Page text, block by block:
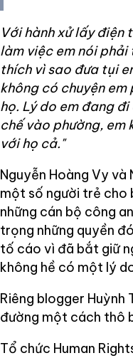
Với hành xử lấy điện
làm việc em nói
thích vì sao đưa tụi
không có chuyện
họ. Lý do em đang
chế vào phường, em
với họ cả."
Nguyễn Hoàng Vy
một số người trẻ cho
những cán bộ công
trọng những quyền
tố cáo vì đã bắt giữ
không hề có một lý
Riêng blogger
đường một cách thô
Tổ chức Human